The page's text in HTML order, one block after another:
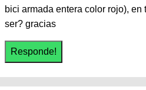
bici armada entera color rojo),
ser? gracias